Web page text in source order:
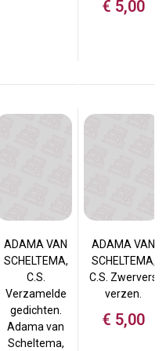
€ 5,00
ADAMA VAN
SCHELTEMA,
C.S.
Verzamelde
gedichten.
Adama van
Scheltema,
ADAMA VAN
SCHELTEMA,
C.S. Zwervers
verzen.
€ 5,00